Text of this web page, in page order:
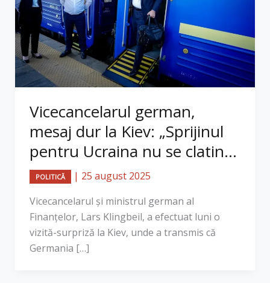
Vicecancelarul german,
mesaj dur la Kiev: „Sprijinul
pentru Ucraina nu se clatin...
POLITICĂ | 25 august 2025
Vicecancelarul și ministrul german al
Finanțelor, Lars Klingbeil, a efectuat luni o
vizită-surpriză la Kiev, unde a transmis că
Germania […]